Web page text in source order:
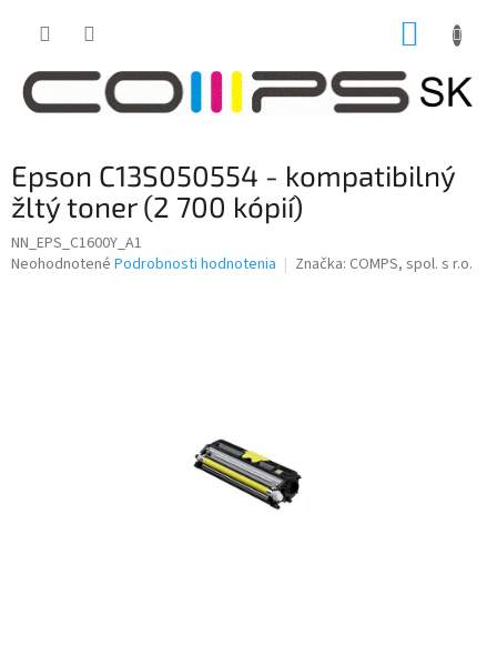
Epson C13S050554 - kompatibilný
žltý toner (2 700 kópií)
NN_EPS_C1600Y_A1
Priemerné
Neohodnotené Podrobnosti hodnotenia Značka: COMPS, spol. s r.o.